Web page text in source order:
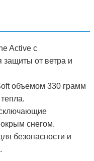
Active с
защиты от ветра и
объемом 330 грамм
снегом.
безопасности и